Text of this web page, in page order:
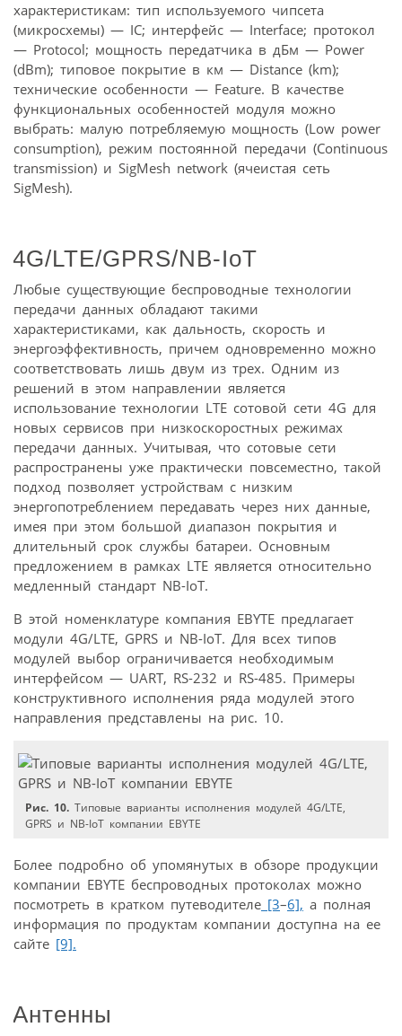
характеристикам: тип используемого чипсета
(микросхемы) — IC; интерфейс — Interface; протокол
— Protocol; мощность передатчика в дБм — Power
(dBm); типовое покрытие в км — Distance (km);
технические особенности — Feature. В качестве
функциональных особенностей модуля можно
выбрать: малую потребляемую мощность (Low power
consumption), режим постоянной передачи (Continuous
transmission) и SigMesh network (ячеистая сеть
SigMesh).
4G/LTE/GPRS/NB-IoT
Любые существующие беспроводные технологии
передачи данных обладают такими
характеристиками, как дальность, скорость и
энергоэффективность, причем одновременно можно
соответствовать лишь двум из трех. Одним из
решений в этом направлении является
использование технологии LTE сотовой сети 4G для
новых сервисов при низкоскоростных режимах
передачи данных. Учитывая, что сотовые сети
распространены уже практически повсеместно, такой
подход позволяет устройствам с низким
энергопотреблением передавать через них данные,
имея при этом большой диапазон покрытия и
длительный срок службы батареи. Основным
предложением в рамках LTE является относительно
медленный стандарт NB-IoT.
В этой номенклатуре компания EBYTE предлагает
модули 4G/LTE, GPRS и NB-IoT. Для всех типов
модулей выбор ограничивается необходимым
интерфейсом — UART, RS-232 и RS-485. Примеры
конструктивного исполнения ряда модулей этого
направления представлены на рис. 10.
Рис. 10. Типовые варианты исполнения модулей 4G/LTE,
GPRS и NB-IoT компании EBYTE
Более подробно об упомянутых в обзоре продукции
компании EBYTE беспроводных протоколах можно
посмотреть в кратком путеводителе [3–6], а полная
информация по продуктам компании доступна на ее
сайте [9].
Антенны